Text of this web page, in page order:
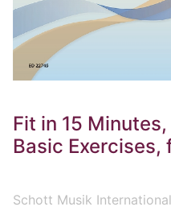
Fit in 15
Basic Exercises,
Schott Musik